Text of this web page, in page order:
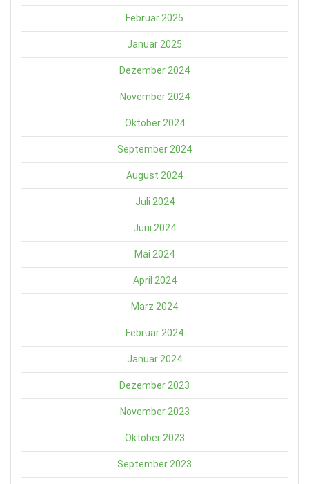
Februar 2025
Januar 2025
Dezember 2024
November 2024
Oktober 2024
September 2024
August 2024
Juli 2024
Juni 2024
Mai 2024
April 2024
März 2024
Februar 2024
Januar 2024
Dezember 2023
November 2023
Oktober 2023
September 2023